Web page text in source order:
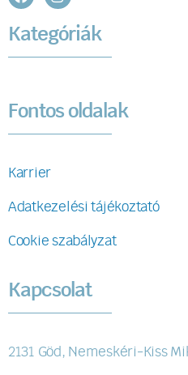
Kategóriák
Fontos oldalak
Karrier
Adatkezelési tájékoztató
Cookie szabályzat
Kapcsolat
2131 Göd, Nemeskéri-Kiss